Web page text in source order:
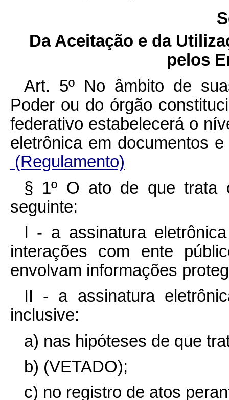
Da Aceitação e da
pelos
Art. 5º No âmbito de
Poder ou do órgão
federativo estabelecerá o
eletrônica em documentos
(Regulamento)
§ 1º O ato de que
seguinte:
I - a assinatura
interações com ente
envolvam informações
II - a assinatura
inclusive:
a) nas hipóteses de que
b) (VETADO);
c) no registro de atos